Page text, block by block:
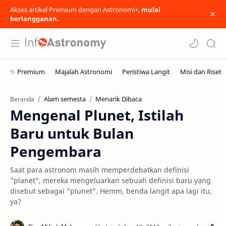
Akses artikel Premium dengan Astronomi+, mulai
berlangganan.
Beranda Alam semesta Menarik Dibaca
Mengenal Plunet, Istilah
Baru untuk Bulan
Pengembara
Saat para astronom masih memperdebatkan definisi
"planet", mereka mengeluarkan sebuah definisi baru yang
disebut sebagai "plunet". Hemm, benda langit apa lagi itu,
ya?